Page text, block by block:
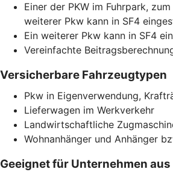
Einer der PKW im Fuhrpark,
weiterer Pkw kann in SF4
Ein weiterer Pkw kann in SF4
Vereinfachte
Versicherbare Fahrzeugtypen
Pkw in Eigenverwendung,
Lieferwagen im Werkverkehr
Landwirtschaftliche
Wohnanhänger und Anhänger
Geeignet für Unternehmen